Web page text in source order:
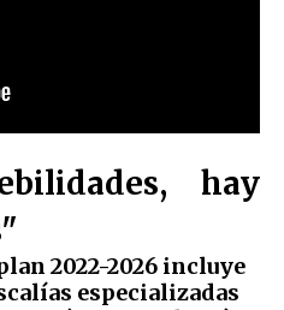
hay
2022-2026 incluye
especializadas